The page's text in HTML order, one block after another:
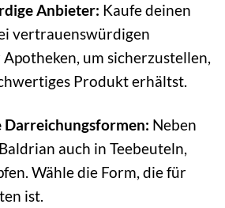
Anbieter: Kaufe deinen
vertrauenswürdigen
um sicherzustellen,
Produkt erhältst.
Darreichungsformen: Neben
auch in Teebeuteln,
Wähle die Form, die für
ist.